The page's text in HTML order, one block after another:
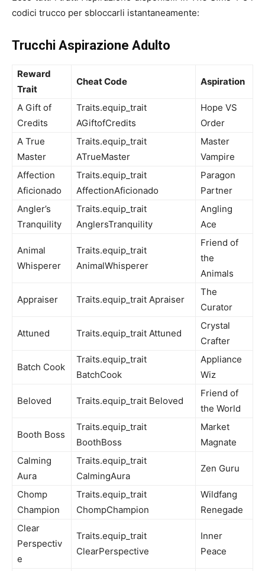
codici trucco per sbloccarli istantaneamente:
Trucchi Aspirazione Adulto
Reward
Trait
Cheat Code Aspiration
A Gift of
Credits
Traits.equip_trait
AGiftofCredits
Hope VS
Order
A True
Master
Traits.equip_trait
ATrueMaster
Master
Vampire
Affection
Aficionado
Traits.equip_trait
AffectionAficionado
Paragon
Partner
Angler’s
Tranquility
Traits.equip_trait
AnglersTranquility
Angling
Ace
Animal
Whisperer
Traits.equip_trait
AnimalWhisperer
Friend of
the
Animals
Appraiser Traits.equip_trait Apraiser
The
Curator
Attuned Traits.equip_trait Attuned
Crystal
Crafter
Batch Cook
Traits.equip_trait
BatchCook
Appliance
Wiz
Beloved Traits.equip_trait Beloved
Friend of
the World
Booth Boss
Traits.equip_trait
BoothBoss
Market
Magnate
Calming
Aura
Traits.equip_trait
CalmingAura
Zen Guru
Chomp
Champion
Traits.equip_trait
ChompChampion
Wildfang
Renegade
Clear
Perspectiv
e
Traits.equip_trait
ClearPerspective
Inner
Peace